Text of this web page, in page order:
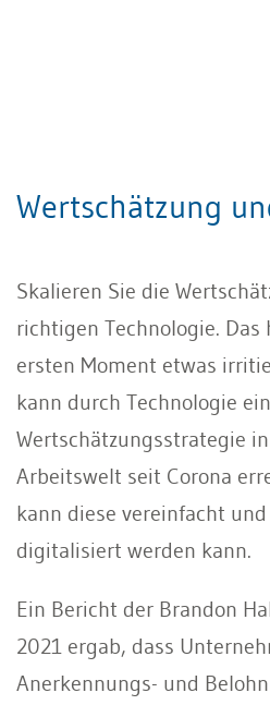
Wertschätzung
Skalieren Sie die
richtigen Technologie.
ersten Moment etwas
kann durch Technologie
Wertschätzungsstrategie
Arbeitswelt seit Corona
kann diese vereinfacht
digitalisiert werden kann.
Ein Bericht der Brandon
2021 ergab, dass
Anerkennungs- und